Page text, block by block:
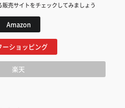
売サイトをチェックしてみましょう
Amazon
ーショッピング
楽天